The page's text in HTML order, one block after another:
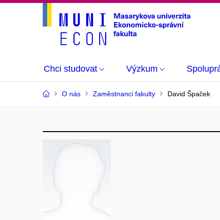
Chci studovat Výzkum
O nás Zaměstnanci fakulty David Špaček